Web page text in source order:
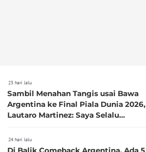
23 hari lalu
Sambil Menahan Tangis usai Bawa
Argentina ke Final Piala Dunia 2026,
Lautaro Martinez: Saya Selalu
24 hari lalu
Di Balik Comeback Argentina, Ada 5